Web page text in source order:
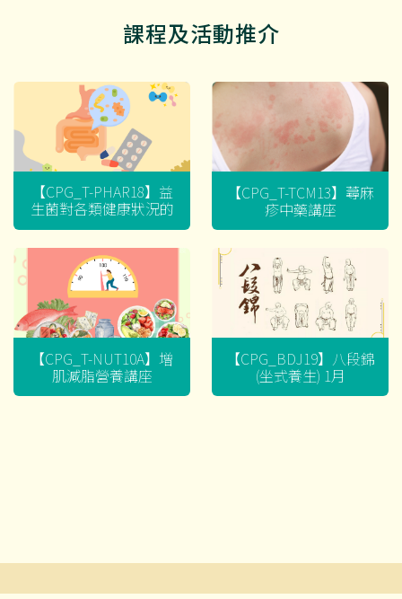
課程及活動推介
【CPG_T-PHAR18】益
生菌對各類健康狀況的
迷思
【CPG_T-TCM13】蕁麻
疹中藥講座
【CPG_T-NUT10A】增
肌減脂營養講座
【CPG_BDJ19】八段錦
(坐式養生) 1月